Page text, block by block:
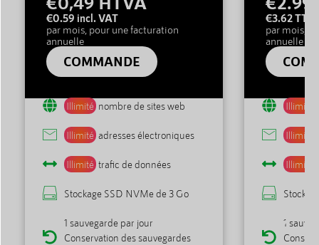
€0.59 incl. VAT
par mois, pour une facturation
annuelle
COMMANDE
Illimité nombre de sites web
Illimité adresses électroniques
Illimité trafic de données
Stockage SSD NVMe de 3 Go
1 sauvegarde par jour
Conservation des sauvegardes
€3.62 TTC
par mois,
annuelle
Illimité
Illimité
Illimité
1